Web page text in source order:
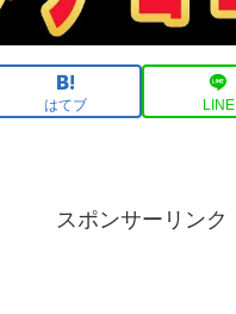
はてブ LINE
スポンサーリンク